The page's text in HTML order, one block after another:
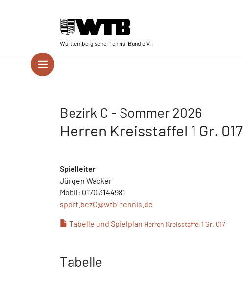
Württembergischer Tennis-Bund e.V.
Bezirk C - Sommer 2026
Herren Kreisstaffel 1 Gr. 017
Spielleiter
Jürgen Wacker
Mobil: 0170 3144981
sport.bezC@wtb-tennis.de
Tabelle und Spielplan Herren Kreisstaffel 1 Gr. 017
Tabelle